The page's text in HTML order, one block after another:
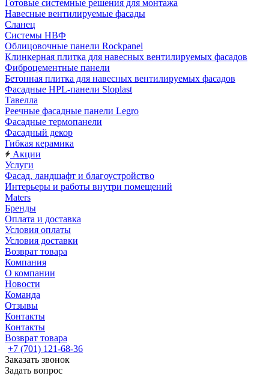
Готовые системные решения для монтажа
Навесные вентилируемые фасады
Сланец
Системы НВФ
Облицовочные панели Rockpanel
Клинкерная плитка для навесных вентилируемых фасадов
Фиброцементные панели
Бетонная плитка для навесных вентилируемых фасадов
Фасадные HPL-панели Sloplast
Тавелла
Реечные фасадные панели Legro
Фасадные термопанели
Фасадный декор
Гибкая керамика
Акции
Услуги
Фасад, ландшафт и благоустройство
Интерьеры и работы внутри помещений
Maters
Бренды
Оплата и доставка
Условия оплаты
Условия доставки
Возврат товара
Компания
О компании
Новости
Команда
Отзывы
Контакты
Контакты
Возврат товара
+7 (701) 121-68-36
Заказать звонок
Задать вопрос